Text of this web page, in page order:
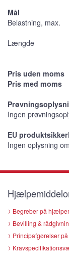
Mål
Belastning, max.
Længde
Pris uden moms
Pris med moms
Ingen
EU
Ingen oplysning
Begreber på
Bevilling &
Principafgørelser